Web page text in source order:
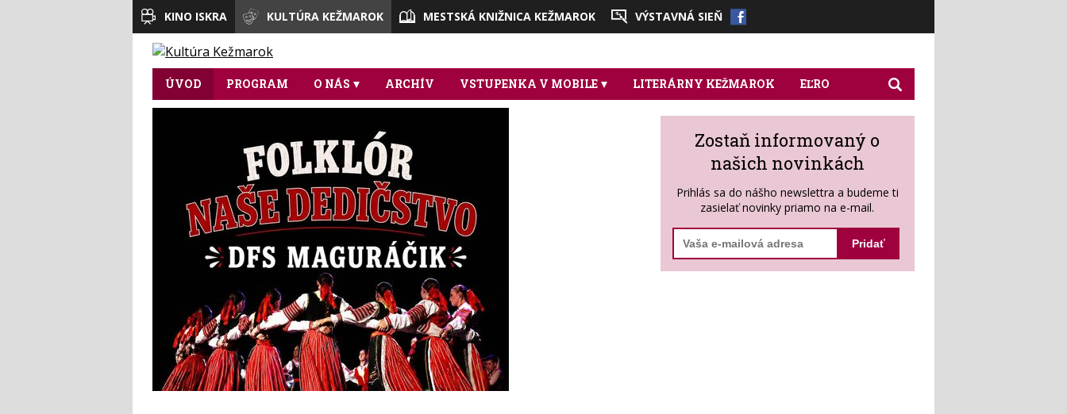
KINO ISKRA KULTÚRA KEŽMAROK MESTSKÁ KNIŽNICA KEŽMAROK VÝSTAVNÁ SIEŇ
ÚVOD PROGRAM O NÁS ARCHÍV VSTUPENKA V MOBILE LITERÁRNY KEŽMAROK EĽRO
Zostaň informovaný o
našich novinkách
Prihlás sa do nášho newslettra a budeme ti
zasielať novinky priamo na e-mail.
Pridať